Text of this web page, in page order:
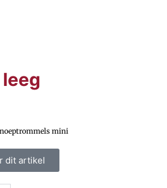
mini
dit artikel